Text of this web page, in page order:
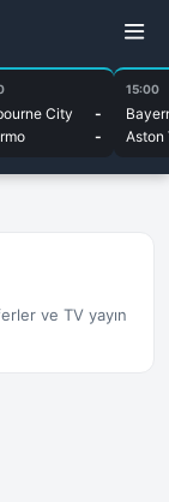
City
-
-
15:00
Aston
ve TV yayın